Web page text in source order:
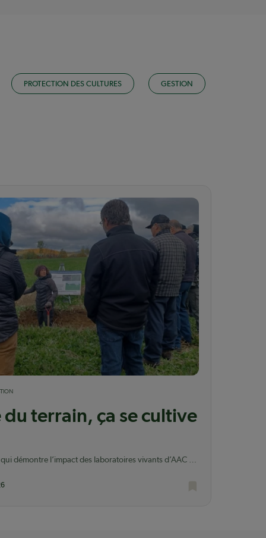
PROTECTION DES CULTURES GESTION
du terrain, ça se cultive
démontre l’impact des laboratoires vivants d’AAC et